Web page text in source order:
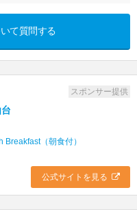
て質問する
スポンサー提供
Breakfast（朝食付）
公式サイトを見る